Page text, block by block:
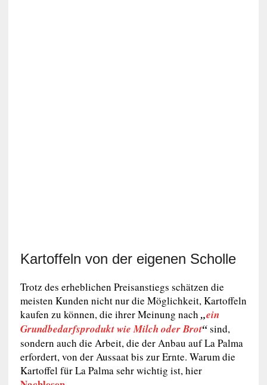
Kartoffeln von der eigenen Scholle
Trotz des erheblichen Preisanstiegs schätzen die
meisten Kunden nicht nur die Möglichkeit, Kartoffeln
kaufen zu können, die ihrer Meinung nach „ein
Grundbedarfsprodukt wie Milch oder Brot“sind,
sondern auch die Arbeit, die der Anbau auf La Palma
erfordert, von der Aussaat bis zur Ernte. Warum die
Kartoffel für La Palma sehr wichtig ist, hier